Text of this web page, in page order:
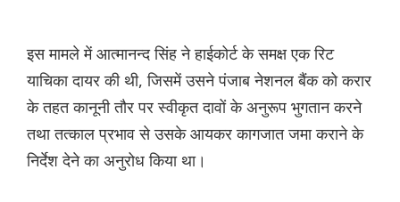
इस मामले में आत्मानन्द सिंह ने हाईकोर्ट के समक्ष एक रिट
याचिका दायर की थी, जिसमें उसने पंजाब नेशनल बैंक को करार
के तहत कानूनी तौर पर स्वीकृत दावों के अनुरूप भुगतान करने
तथा तत्काल प्रभाव से उसके आयकर कागजात जमा कराने के
निर्देश देने का अनुरोध किया था।